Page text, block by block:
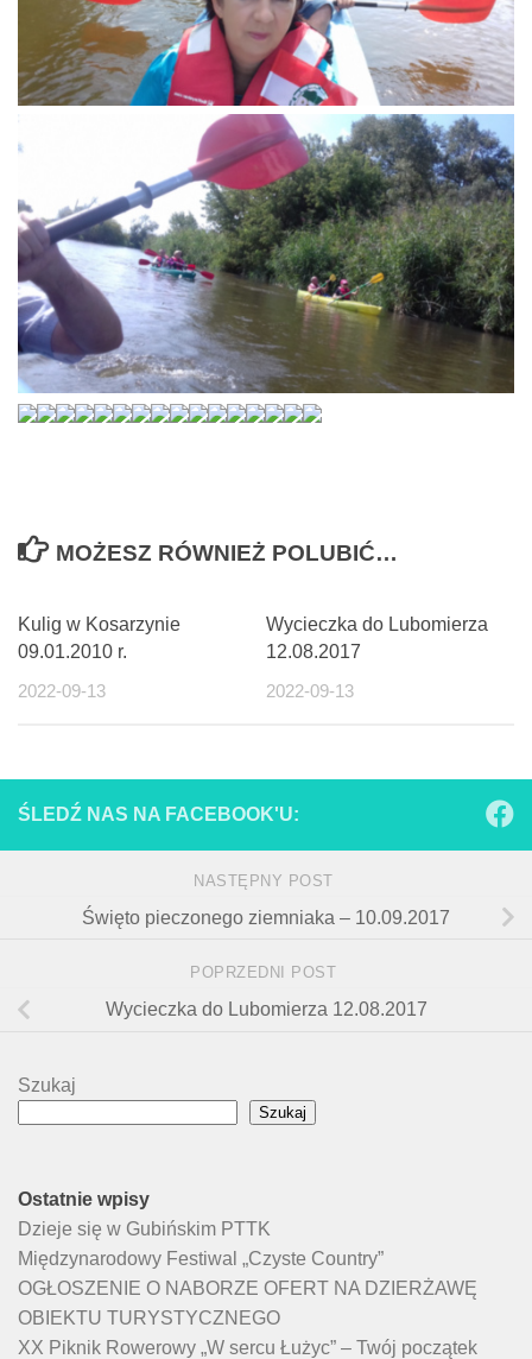
MOŻESZ RÓWNIEŻ POLUBIĆ…
Kulig w Kosarzynie
09.01.2010 r.
2022-09-13
Wycieczka do Lubomierza
12.08.2017
2022-09-13
ŚLEDŹ NAS NA FACEBOOK'U:
NASTĘPNY POST
Święto pieczonego ziemniaka – 10.09.2017
POPRZEDNI POST
Wycieczka do Lubomierza 12.08.2017
Szukaj
Szukaj
Ostatnie wpisy
Dzieje się w Gubińskim PTTK
Międzynarodowy Festiwal „Czyste Country”
OGŁOSZENIE O NABORZE OFERT NA DZIERŻAWĘ
OBIEKTU TURYSTYCZNEGO
XX Piknik Rowerowy „W sercu Łużyc” – Twój początek